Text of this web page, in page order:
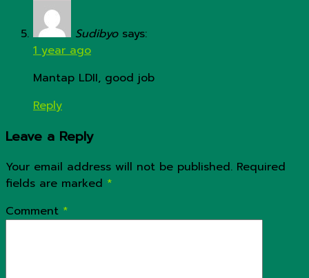
Sudibyo says:
1 year ago
Mantap LDII, good job
Reply
Leave a Reply
Your email address will not be published. Required
fields are marked *
Comment *